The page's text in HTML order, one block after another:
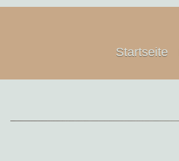
Startseite